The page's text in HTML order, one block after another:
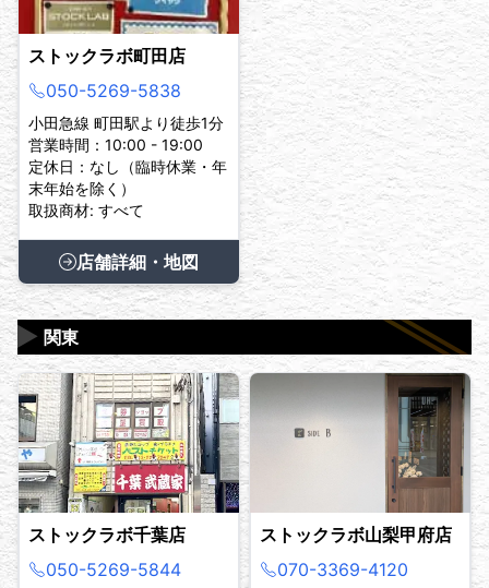
ストックラボ町田店
050-5269-5838
小田急線 町田駅より徒歩1分
営業時間：10:00 - 19:00
定休日：なし（臨時休業・年
末年始を除く）
取扱商材: すべて
店舗詳細・地図
関東
▶
ストックラボ千葉店
050-5269-5844
ストックラボ山梨甲府店
070-3369-4120